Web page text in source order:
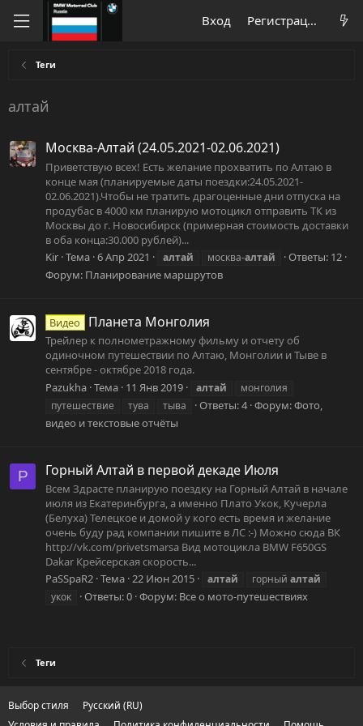
Вход Регистрация
Теги
алтай
Москва-Алтай (24.05.2021-02.06.2021)
Приветствую всех! Есть желание прохватить по Алтаю в
конце мая (планируемые даты поездки:24.05.2021-
02.06.2021).Чтобы не тратить драгоценные дни отпуска на
продубас в 4000 км планирую мотоцикл отправить ТК из
Москвы до г. Новосибирск (примерная стоимость доставки
в оба конца:30.000 рублей)...
Kir Тема 6 Апр 2021 алтай москва-алтай
Ответы: 12
Форум: Планирование маршрутов
Видео Планета Монголия
Трейлер к полнометражному фильму и отчету об
одиночном путешествии по Алтаю, Монголии и Тыве в
сентябре - октябре 2018 года.
Pazukha Тема 11 Янв 2019 алтай
монголия
путешествие
тува тыва Ответы: 4 Форум:Фото,
видео и текстовые отчёты
P Горный Алтай в первой декаде Июля
Всем Здрасте планирую поездку на Горный Алтай в начале
июля из Екатеринбурга, а именно Плато Укок, Кучерла
(Белуха) Телецкое и домой у кого есть время и желание
очень буду рад компании пишите в ЛС :-) Можно сюда ВК
http://vk.com/privetsmarsa Вид мотоцикла BMW F650GS
Dakar Крейсерская скорость...
PaSSpaR2 Тема 22 Июн 2015 алтай горный алтай
укок
Ответы: 0 Форум: Все о мото-путешествиях
Теги
Выбор стиля
Русский (RU)